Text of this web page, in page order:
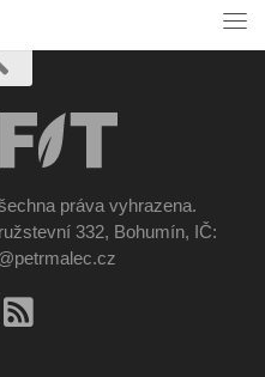
práva vyhrazena.
332, Bohumín, IČ: